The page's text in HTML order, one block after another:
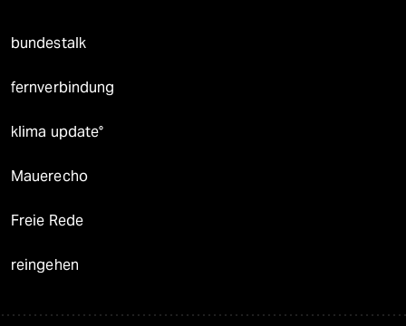
bundestalk
fernverbindung
klima update°
Mauerecho
Freie Rede
reingehen